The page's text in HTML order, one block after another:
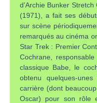
d’Archie Bunker
(1971), a fait ses
sur scène
remarqués au cinéma
Star Trek : Premier
Cochrane,
classique Babe, le
obtenu quelques-
carrière (dont
Oscar) pour son rôle